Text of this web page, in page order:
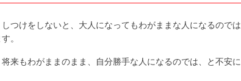
つけをしないと、大人になってもわがままな人になるのでは
。
来もわがままのまま、自分勝手な人になるのでは、と不安に